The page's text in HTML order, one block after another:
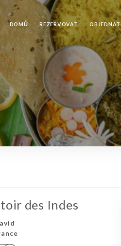
DOMŮ REZERVOVAT OBJEDNAT
des Indes